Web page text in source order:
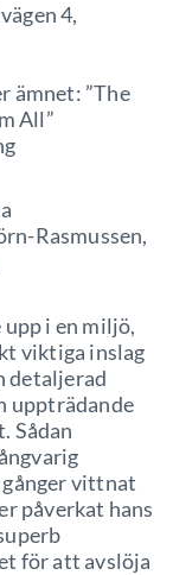
4,
ämnet: ”The
All”
Rasmussen,
upp i en miljö,
viktiga inslag
detaljerad
uppträdande
Sådan
gånger vittnat
påverkat hans
för att avslöja